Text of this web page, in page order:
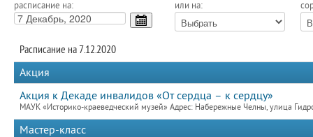
расписание на: или на:
Расписание на 7.12.2020
Акция
Акция к Декаде инвалидов «От сердца – к сердцу»
МАУК «Историко-краеведческий музей» Адрес: Набережные Челны, улица
Мастер-класс